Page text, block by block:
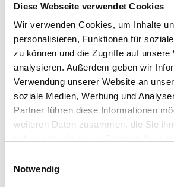
Diese Webseite verwendet Cookies
Wir verwenden Cookies, um Inhalte
personalisieren, Funktionen für
zu können und die Zugriffe auf unsere
analysieren. Außerdem geben wir
Verwendung unserer Website an
soziale Medien, Werbung und
Partner führen diese Informationen
weiteren Daten zusammen, die Sie
Notwendig
Stärke in millimeter
Umrechnungsfaktoren